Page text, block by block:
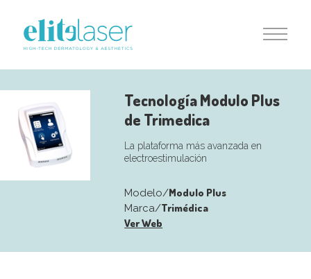
Tecnología Modulo Plus
de Trimedica
La plataforma más avanzada en
electroestimulación
Modelo/Modulo Plus
Marca/Trimédica
Ver Web